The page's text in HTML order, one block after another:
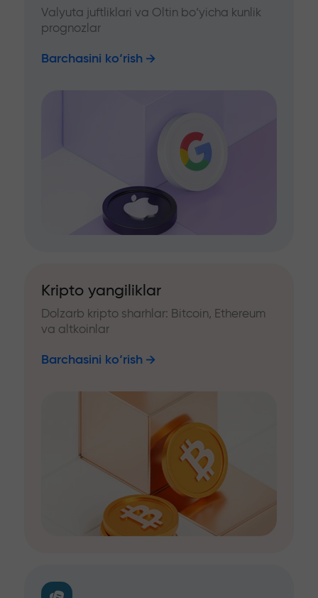
Valyuta juftliklari va Oltin bo‘yicha kunlik
prognozlar
Barchasini ko‘rish
Kripto yangiliklar
Dolzarb kripto sharhlar: Bitcoin, Ethereum
va altkoinlar
Barchasini ko‘rish